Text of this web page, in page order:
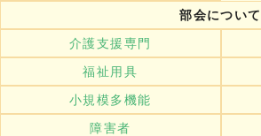
部会について
介護支援専門
福祉用具
小規模多機能
障害者